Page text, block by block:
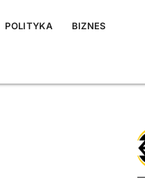
POLITYKA BIZNES